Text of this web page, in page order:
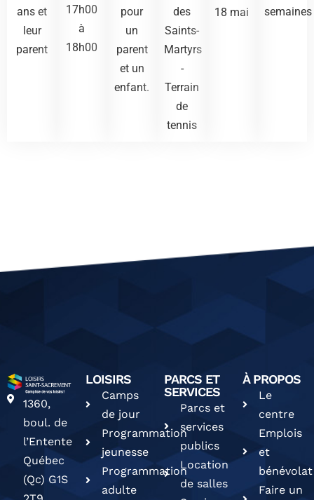
ans et
leur
parent
17h00
à
18h00
pour
un
parent
et un
enfant.
des
Saints-
Martyrs
-
Terrain
de
tennis
18 mai
semaines
1360,
boul. de
l’Entente
Québec
(Qc) G1S
LOISIRS
Camps
de jour
Programmation
jeunesse
Programmation
adulte
PARCS ET
SERVICES
Parcs et
services
publics
Location
de salles
À PROPOS
Le
centre
Emplois
et
bénévolat
Faire un